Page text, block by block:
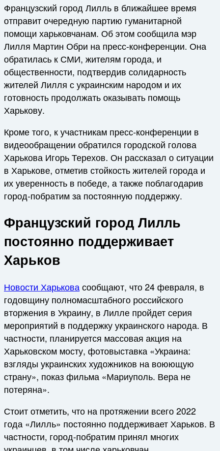
Французский город Лилль в ближайшее время
отправит очередную партию гуманитарной
помощи харьковчанам. Об этом сообщила мэр
Лилля Мартин Обри на пресс-конференции. Она
обратилась к СМИ, жителям города, и
общественности, подтвердив солидарность
жителей Лилля с украинским народом и их
готовность продолжать оказывать помощь
Харькову.
Кроме того, к участникам пресс-конференции в
видеообращении обратился городской голова
Харькова Игорь Терехов. Он рассказал о ситуации
в Харькове, отметив стойкость жителей города и
их уверенность в победе, а также поблагодарив
город-побратим за постоянную поддержку.
Французский город Лилль
постоянно поддерживает
Харьков
Новости Харьковасообщают, что 24 февраля, в
годовщину полномасштабного российского
вторжения в Украину, в Лилле пройдет серия
мероприятий в поддержку украинского народа. В
частности, планируется массовая акция на
Харьковском мосту, фотовыставка «Украина:
взгляды украинских художников на воюющую
страну», показ фильма «Мариуполь. Вера не
потеряна».
Стоит отметить, что на протяжении всего 2022
года «Лилль» постоянно поддерживает Харьков. В
частности, город-побратим принял многих